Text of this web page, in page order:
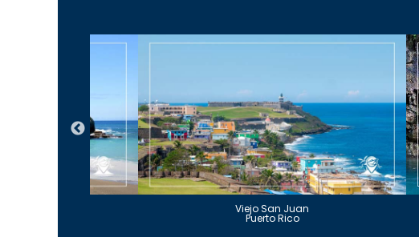
Viejo San Juan
Puerto Rico